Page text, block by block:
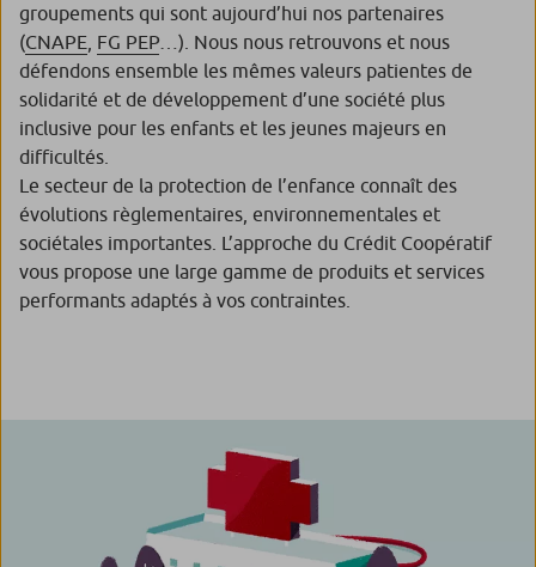
groupements qui sont aujourd’hui nos partenaires
(CNAPE FG PEP …). Nous nous retrouvons et nous
défendons ensemble les mêmes valeurs patientes de
solidarité et de développement d’une société plus
inclusive pour les enfants et les jeunes majeurs en
difficultés.
Le secteur de la protection de l’enfance connaît des
évolutions règlementaires, environnementales et
sociétales importantes. L’approche du Crédit Coopératif
vous propose une large gamme de produits et services
performants adaptés à vos contraintes.